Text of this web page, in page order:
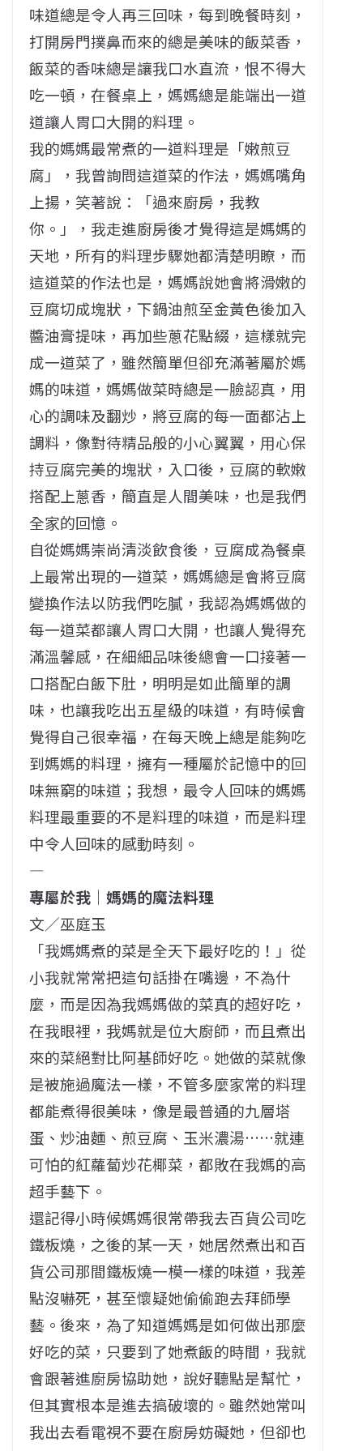
味道總是令人再三回味，每到晚餐時刻，
打開房門撲鼻而來的總是美味的飯菜香，
飯菜的香味總是讓我口水直流，恨不得大
吃一頓，在餐桌上，媽媽總是能端出一道
道讓人胃口大開的料理。
我的媽媽最常煮的一道料理是「嫩煎豆
腐」，我曾詢問這道菜的作法，媽媽嘴角
上揚，笑著說：「過來廚房，我教
你。」，我走進廚房後才覺得這是媽媽的
天地，所有的料理步驟她都清楚明瞭，而
這道菜的作法也是，媽媽說她會將滑嫩的
豆腐切成塊狀，下鍋油煎至金黃色後加入
醬油膏提味，再加些蔥花點綴，這樣就完
成一道菜了，雖然簡單但卻充滿著屬於媽
媽的味道，媽媽做菜時總是一臉認真，用
心的調味及翻炒，將豆腐的每一面都沾上
調料，像對待精品般的小心翼翼，用心保
持豆腐完美的塊狀，入口後，豆腐的軟嫩
搭配上蔥香，簡直是人間美味，也是我們
全家的回憶。
自從媽媽崇尚清淡飲食後，豆腐成為餐桌
上最常出現的一道菜，媽媽總是會將豆腐
變換作法以防我們吃膩，我認為媽媽做的
每一道菜都讓人胃口大開，也讓人覺得充
滿溫馨感，在細細品味後總會一口接著一
口搭配白飯下肚，明明是如此簡單的調
味，也讓我吃出五星級的味道，有時候會
覺得自己很幸福，在每天晚上總是能夠吃
到媽媽的料理，擁有一種屬於記憶中的回
味無窮的味道；我想，最令人回味的媽媽
料理最重要的不是料理的味道，而是料理
中令人回味的感動時刻。
—
專屬於我｜媽媽的魔法料理
文／巫庭玉
「我媽媽煮的菜是全天下最好吃的！」從
小我就常常把這句話掛在嘴邊，不為什
麼，而是因為我媽媽做的菜真的超好吃，
在我眼裡，我媽就是位大廚師，而且煮出
來的菜絕對比阿基師好吃。她做的菜就像
是被施過魔法一樣，不管多麼家常的料理
都能煮得很美味，像是最普通的九層塔
蛋、炒油麵、煎豆腐、玉米濃湯……就連
可怕的紅蘿蔔炒花椰菜，都敗在我媽的高
超手藝下。
還記得小時候媽媽很常帶我去百貨公司吃
鐵板燒，之後的某一天，她居然煮出和百
貨公司那間鐵板燒一模一樣的味道，我差
點沒嚇死，甚至懷疑她偷偷跑去拜師學
藝。後來，為了知道媽媽是如何做出那麼
好吃的菜，只要到了她煮飯的時間，我就
會跟著進廚房協助她，說好聽點是幫忙，
但其實根本是進去搞破壞的。雖然她常叫
我出去看電視不要在廚房妨礙她，但卻也